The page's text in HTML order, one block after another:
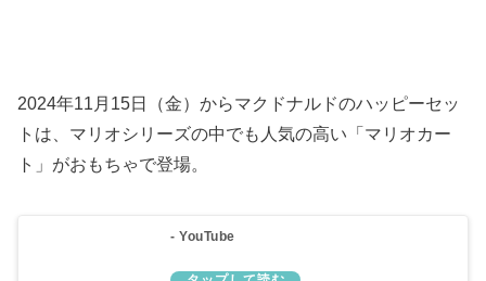
2024年11月15日（金）からマクドナルドのハッピーセッ
トは、マリオシリーズの中でも人気の高い「マリオカー
ト」がおもちゃで登場。
- YouTube